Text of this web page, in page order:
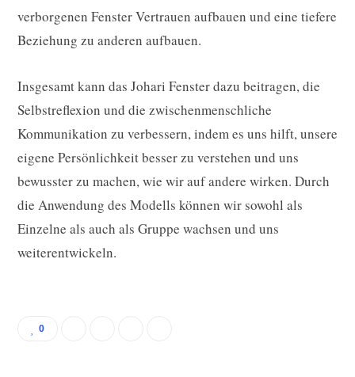
verborgenen Fenster Vertrauen aufbauen und eine tiefere
Beziehung zu anderen aufbauen.
Insgesamt kann das Johari Fenster dazu beitragen, die
Selbstreflexion und die zwischenmenschliche
Kommunikation zu verbessern, indem es uns hilft, unsere
eigene Persönlichkeit besser zu verstehen und uns
bewusster zu machen, wie wir auf andere wirken. Durch
die Anwendung des Modells können wir sowohl als
Einzelne als auch als Gruppe wachsen und uns
weiterentwickeln.
0